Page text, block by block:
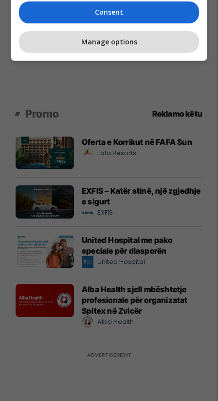
Promo Reklamo këtu
Oferta e Korrikut në FAFA Sun
Fafa Resorts
EXFIS – Katër stinë, një zgjedhje
e sigurt
EXFIS
United Hospital me pako
speciale për diasporën
United Hospital
Alba Health sjell mbështetje
profesionale për organizatat
Spitex në Zvicër
Alba Health
Consent
Manage options